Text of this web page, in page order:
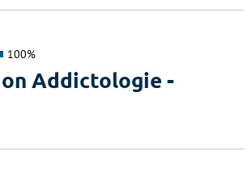
100%
Addictologie -